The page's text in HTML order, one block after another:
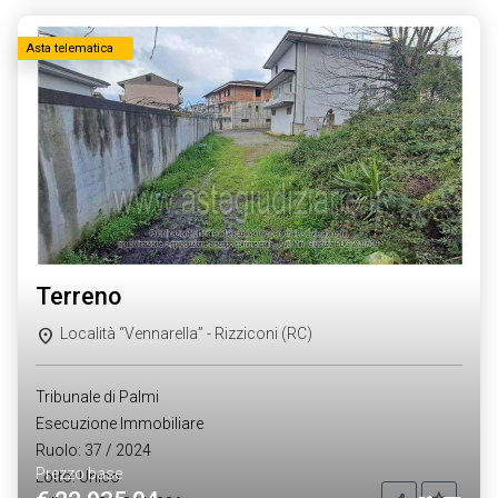
Asta telematica
Prezzo base
terreno
Località “Vennarella” - Rizziconi (RC)
Tribunale di Palmi
Esecuzione Immobiliare
Ruolo: 37 / 2024
Lotto: Unico